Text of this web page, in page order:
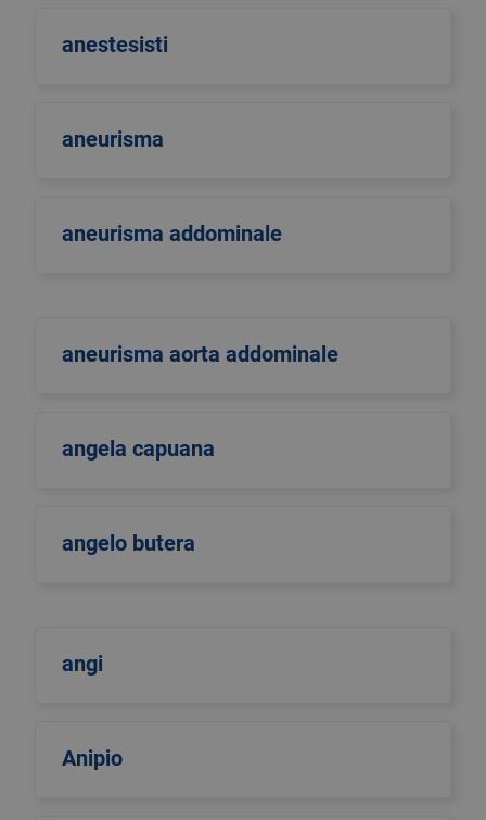
anestesisti
aneurisma
aneurisma addominale
aneurisma aorta addominale
angela capuana
angelo butera
angi
Anipio